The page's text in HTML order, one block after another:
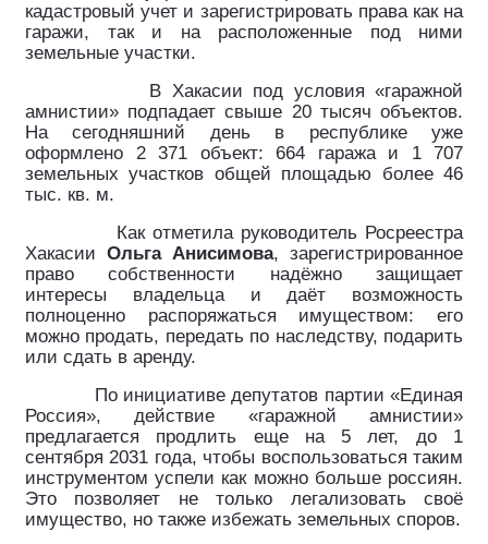
кадастровый учет и зарегистрировать права как на
гаражи, так и на расположенные под ними
земельные участки.
В Хакасии под условия «гаражной
амнистии» подпадает свыше 20 тысяч объектов.
На сегодняшний день в республике уже
оформлено 2 371 объект: 664 гаража и 1 707
земельных участков общей площадью более 46
тыс. кв. м.
Как отметила руководитель Росреестра
Хакасии Ольга Анисимова, зарегистрированное
право собственности надёжно защищает
интересы владельца и даёт возможность
полноценно распоряжаться имуществом: его
можно продать, передать по наследству, подарить
или сдать в аренду.
По инициативе депутатов партии «Единая
Россия», действие «гаражной амнистии»
предлагается продлить еще на 5 лет, до 1
сентября 2031 года, чтобы воспользоваться таким
инструментом успели как можно больше россиян.
Это позволяет не только легализовать своё
имущество, но также избежать земельных споров.